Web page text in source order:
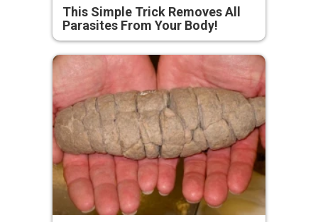
This Simple Trick Removes All
Parasites From Your Body!